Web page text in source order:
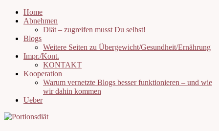
Home
Abnehmen
Diät – zugreifen musst Du selbst!
Blogs
Weitere Seiten zu Übergewicht/Gesundheit/Ernährung
Impr./Kont.
KONTAKT
Kooperation
Warum vernetzte Blogs besser funktionieren – und wie
wir dahin kommen
Ueber